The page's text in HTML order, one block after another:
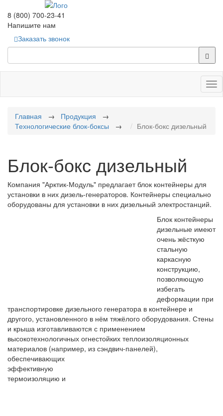
8 (800) 700-23-41
Напишите нам
Заказать звонок
Главная → Продукция
→
Технологические блок-боксы
→ Блок-бокс дизельный
Блок-бокс дизельный
Компания "Арктик-Модуль" предлагает блок контейнеры для
установки в них дизель-генераторов. Контейнеры специально
оборудованы для установки в них дизельный электростанций.
Блок контейнеры
дизельные имеют
очень жёсткую
стальную
каркасную
конструкцию,
позволяющую
избегать
деформации при
транспортировке дизельного генератора в контейнере и
другого, установленного в нём тяжёлого оборудования. Стены
и крыша изготавливаются с применением
высокотехнологичных огнестойких теплоизоляционных
материалов (например, из сэндвич-панелей),
обеспечивающих
эффективную
термоизоляцию и